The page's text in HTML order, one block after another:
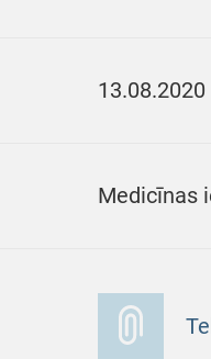
13.08.2020
Medicīnas